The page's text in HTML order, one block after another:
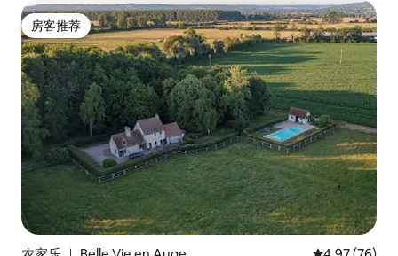
房客推荐
房客推荐